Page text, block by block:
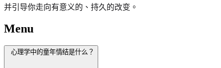
并引导你走向有意义的、持久的改变。
Menu
心理学中的童年情结是什么？